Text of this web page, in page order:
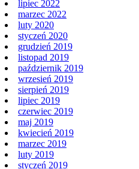
lipiec 2022
marzec 2022
luty 2020
styczeń 2020
grudzień 2019
listopad 2019
październik 2019
wrzesień 2019
sierpień 2019
lipiec 2019
czerwiec 2019
maj 2019
kwiecień 2019
marzec 2019
luty 2019
styczeń 2019